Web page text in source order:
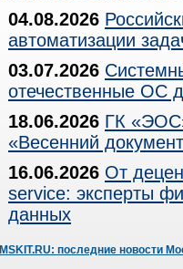
04.08.2026
автоматизации
03.07.2026
отечественные ОС
18.06.2026 ГК
«Весенний
16.06.2026 От
service: эксперты
данных
MSKIT.RU: последние новости